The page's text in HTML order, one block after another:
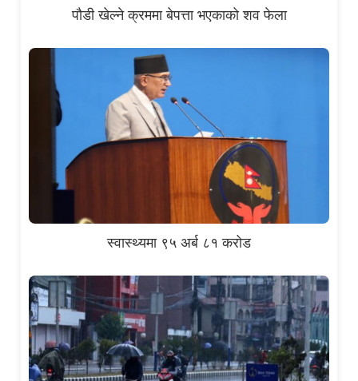
पौडी खेल्ने क्रममा बेपत्ता भएकाको शव फेला
स्वास्थ्यमा ९५ अर्ब ८१ करोड